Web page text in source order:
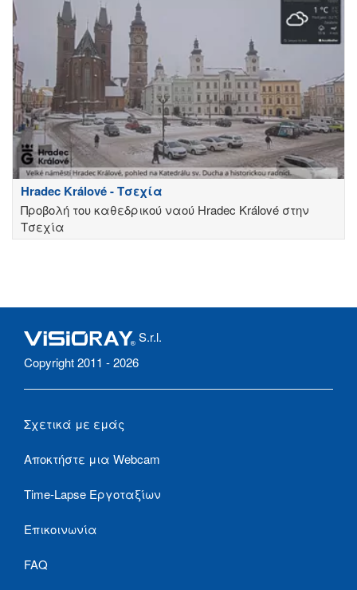
Hradec Králové - Τσεχία
Προβολή του καθεδρικού ναού Hradec Králové στην
Τσεχία
S.r.l.
Copyright 2011 - 2026
Σχετικά με εμάς
Αποκτήστε μια Webcam
Time-Lapse Εργοταξίων
Επικοινωνία
FAQ